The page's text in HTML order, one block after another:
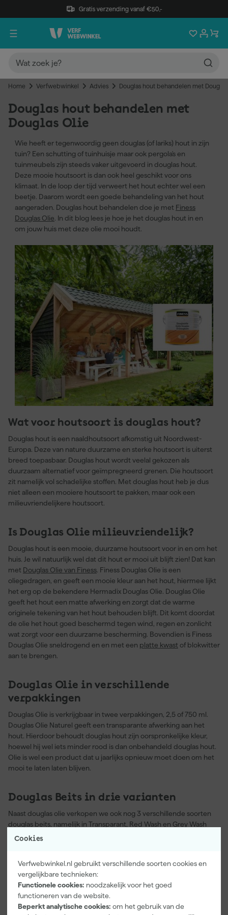
Gratis verzending vanaf €50,-
Home Verfwebwinkel Advies Douglas hout behandelen met
Cookies
Verfwebwinkel.nl gebruikt verschillende soorten cookies en
vergelijkbare technieken:
Functionele cookies: noodzakelijk voor het goed
functioneren van de website.
Beperkt analytische cookies: om het gebruik van de
Douglas hout behandelen met
Douglas Olie
Wie heeft er tegenwoordig geen douglas (of lariks) hout in zijn
tuin? Een schutting of tuinhuisje maar ook pergola's en
tuinmeubels zijn steeds vaker uitgevoerd in douglas hout.
Deze mooie houtsoort is dan ook heel geschikt voor ons
klimaat. In de loop der tijd verweert het hout echter wel een
beetje. Daarom wordt een goede behandeling van het hout
aangeraden. Douglas hout behandelen doe je met Finess
Douglas Olie. In dit blog lees je hoe je het douglas hout in en
om jouw huis met deze olie mooi houdt.
Wat voor houtsoort is douglas hout?
Douglas hout is een naaldhoutsoort afkomstig uit Noordwest-
Europa. Deze van nature duurzame en sterke houtsoort is uiterst
breed toepasbaar. Douglas hout wordt veelal gekozen als
duurzaam alternatief voor geïmpregneerd grenen. Die houtsoort
zit namelijk vol schadelijke stoffen. Met douglas hout heb je dus
niet alleen een mooiere houtsoort te pakken, maar ook een
milieuvriendelijkere houtsoort.
Is Douglas Olie milieuvriendelijk?
Douglas hout is een mooie, duurzame houtsoort voor in en om het
huis. Je wil natuurlijk wel dat dit hout er mooi uit blijft zien! Dat kan
met Douglas Olie van Finess. Finess Douglas Olie is een
oliegedragen, en geeft een mooie kleur aan het hout, hiermee lijkt
het erg op de bekendere Hermadix Douglas Olie. Douglas Olie
geeft het hout een matte afwerking en zorgt dat de warme
originele tekening van het hout behouden blijft. Dit komt doordat
de olie het hout goed beschermd tegen wind, regen en zonlicht
wat zorgt voor een duurzame bescherming. Bovendien is Finess
Douglas Olie sneldrogend en en met een platte kwast of blokwitter
aan te brengen.
Douglas Olie in verschillende
verpakkingen
Douglas Olie is verkrijgbaar in twee verpakkingen, 2,5 of 750 ml.
Douglas Olie Naturel geeft een transparante afwerking aan het
hout. Hierdoor behoudt douglas hout zijn oorspronkelijke kleur,
hoewel hij wel iets minder rood is dan onbehandeld douglas hout.
Olie is wel een product dat u jaarlijks opnieuw moet doen om het
mooi te laten laten blijven.
Douglas Beits in drie varianten
Naast douglas olie verkopen we ook nog 3 verschillende soorten
douglas beits, namelijk in Transparant, Red Wash en Grey Wash
variant. Het verschil van beits ten opzichte van olie is dat er echt
onderhoudswerk. Het nadeel volgens velen is dat ze de lichte
glans die beits met zich mee brengt minder mooi vinden dan het
uiterlijk van een ingetrokken olie.
Douglas hout behandelen